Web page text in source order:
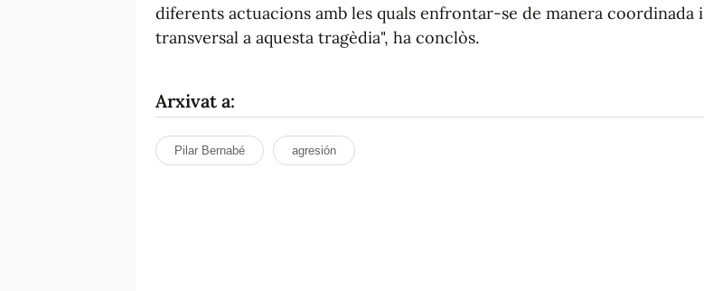
diferents actuacions amb les quals enfrontar-se de manera coordinada i
transversal a aquesta tragèdia", ha conclòs.
Arxivat a:
Pilar Bernabé agresión